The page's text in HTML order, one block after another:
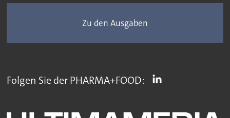
Zu den Ausgaben
Folgen Sie der PHARMA+FOOD: